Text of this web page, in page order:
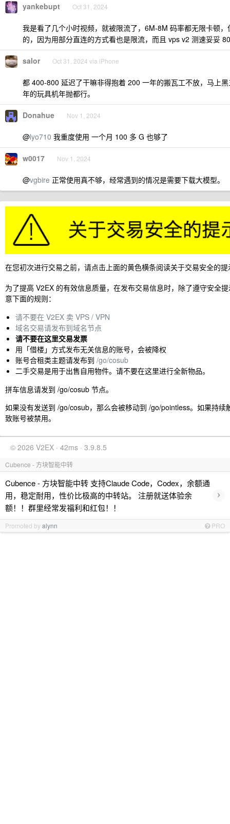
yankebupt Oct 31, 2024
我是看了几个小时视频，就被限流了，6M-8M 码率都无限卡顿
的，因为用部分直连的方式看也是限流，而且 vps v2 测速妥妥
salor Oct 31, 2024 via iPhone
都 400-800 延迟了干嘛非得抱着 200 一年的搬瓦工不放，马上
年的玩具机年抛都行。
Donahue Nov 1, 2024
@lyo710 我重度使用 一个月 100 多 G 也够了
w0017 Nov 1, 2024
@vgbire 正常使用真不够，经常遇到的情况是需要下载大模型。
在您初次进行交易之前，请点击上面的黄色横条阅读关于交易安全的提
为了提高 V2EX 的有效信息质量，在发布交易信息时，除了遵守安全
意下面的规则：
请不要在 V2EX 卖 VPS / VPN
域名交易请发布到域名节点
请不要在这里交易发票
用「借楼」方式发布无关信息的账号，会被降权
账号合租类主题请发布到 /go/cosub
二手交易是用于出售自用物件。请不要在这里进行全新物品。
拼车信息请发到 /go/cosub 节点。
如果没有发送到 /go/cosub，那么会被移动到 /go/pointless。如果持续
致账号被禁用。
© 2026 V2EX · 42ms · 3.9.8.5
Cubence - 方块智能中转
Cubence - 方块智能中转 支持Claude Code，Codex，余额通
用，稳定耐用，性价比极高的中转站。 注册就送体验余
额！！群里经常发福利和红包！！
›
Promoted byalynn PRO